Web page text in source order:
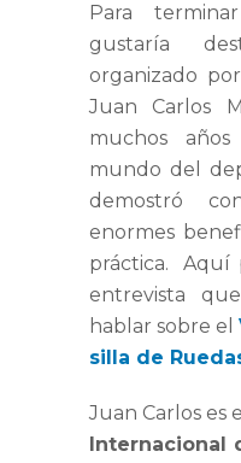
Para
gustaría
organizado
Juan Carlos
muchos
mundo del
demostró
enormes
práctica. Aquí
entrevista
hablar sobre el
silla de
Juan Carlos es
Internacional